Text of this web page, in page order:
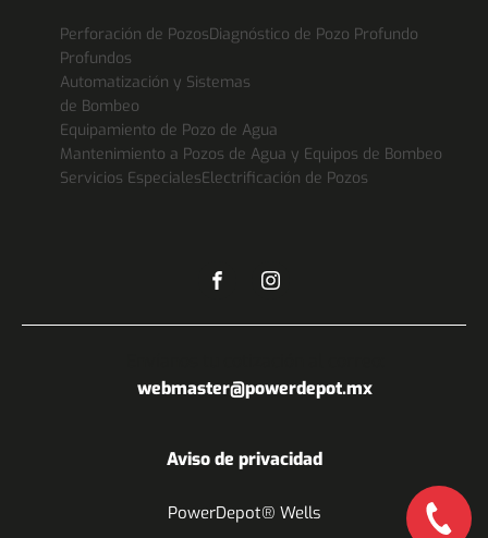
Perforación de Pozos
Profundos
Diagnóstico de Pozo Profundo
Automatización y Sistemas
de Bombeo
Equipamiento de Pozo de Agua
Mantenimiento a Pozos de Agua y Equipos de Bombeo
Servicios EspecialesElectrificación de Pozos
webmaster@powerdepot.mx
Aviso de privacidad
PowerDepot® Wells